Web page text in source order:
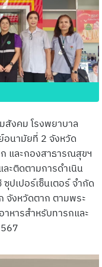
สังคม โรงพยาบาล
อนามัยที่ 2 จังหวัด
และกองสาธารณสุขฯ
ะติดตามการดำเนิน
ปเปอร์เซ็นเตอร์ จำกัด
จังหวัดตาก ตามพระ
หารสำหรับทารกและ